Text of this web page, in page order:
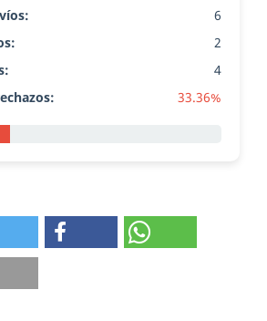
6
2
4
33.36%